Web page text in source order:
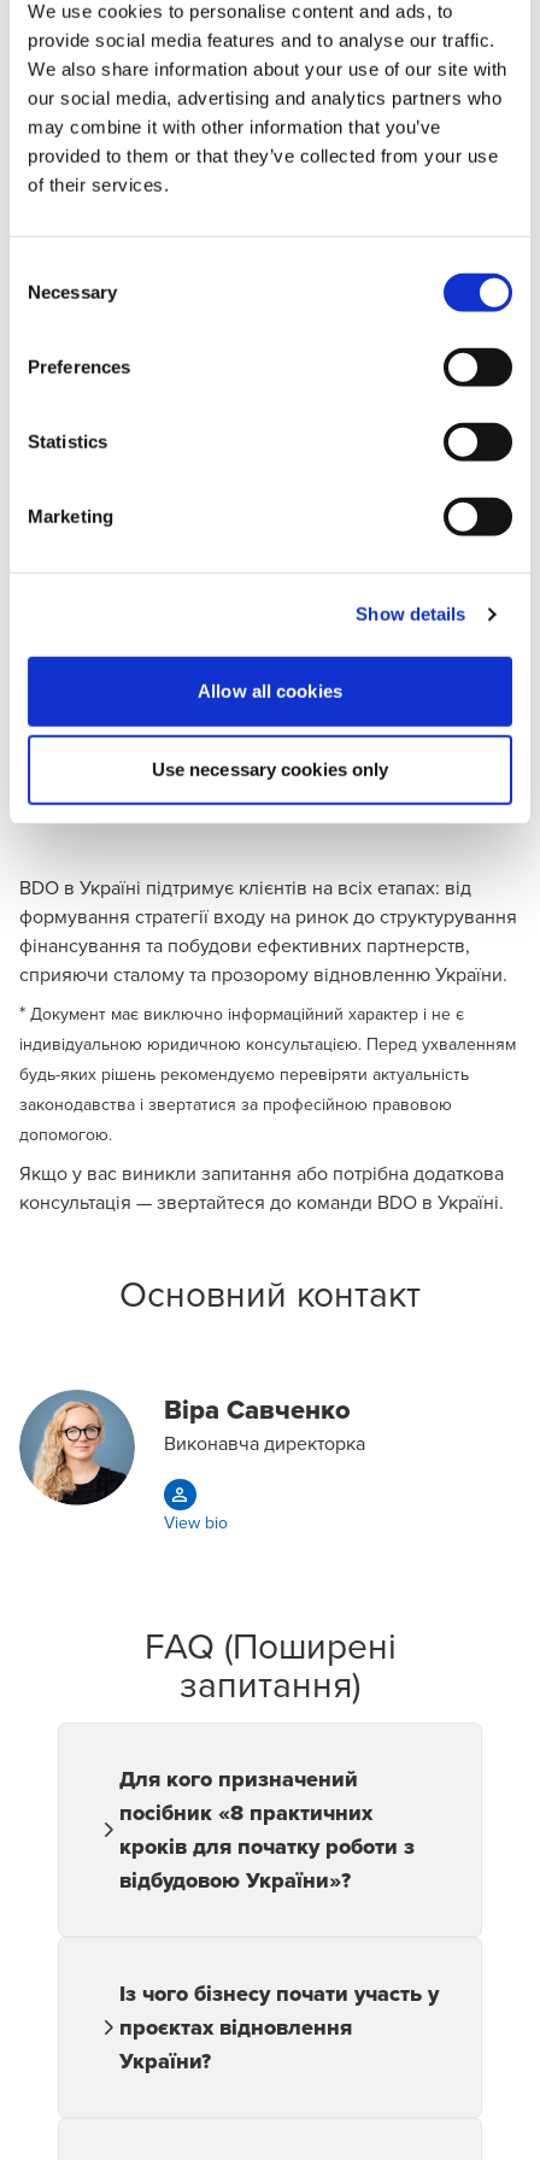
We use cookies to personalise content and ads, to
provide social media features and to analyse our traffic.
We also share information about your use of our site with
our social media, advertising and analytics partners who
may combine it with other information that you’ve
provided to them or that they’ve collected from your use
of their services.
Selection
Necessary
Preferences
Statistics
Marketing
Show details
Allow all cookies
Use necessary cookies only
компаніям зорієнтуватись у складному середовищі
міжнародних програм підтримки і локальної специфіки
ведення бізнесу в Україні.
Цей матеріал буде корисним для:
міжнародних інвесторів і виробників
компаній, що працюють у сфері інфраструктури,
енергетики, промисловості, агросектора,
соціальних послуг
бізнесів, які прагнуть поєднати комерційну
присутність в Україні з реальним внеском у її
відбудову.
BDO в Україні підтримує клієнтів на всіх етапах: від
формування стратегії входу на ринок до структурування
фінансування та побудови ефективних партнерств,
сприяючи сталому та прозорому відновленню України.
* Документ має виключно інформаційний характер і не є
індивідуальною юридичною консультацією. Перед ухваленням
будь-яких рішень рекомендуємо перевіряти актуальність
законодавства і звертатися за професійною правовою
допомогою.
Якщо у вас виникли запитання або потрібна додаткова
консультація — звертайтеся до команди BDO в Україні.
Основний контакт
Віра Савченко
Виконавча директорка
View bio
FAQ (Поширені
запитання)
Для кого призначений
посібник «8 практичних
кроків для початку роботи з
відбудовою України»?
промисловості, агросектора та
соціальних послуг, які розглядають
можливість долучитися до проєктів
Із чого бізнесу почати участь у
проєктах відновлення
України?